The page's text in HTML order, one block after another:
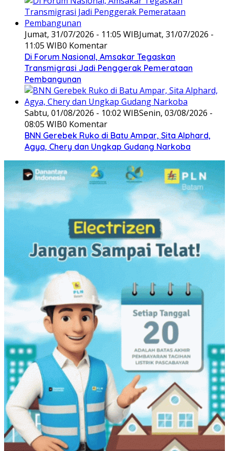
Jumat, 31/07/2026 - 11:05 WIBJumat, 31/07/2026 -
11:05 WIB0 Komentar
Di Forum Nasional, Amsakar Tegaskan
Transmigrasi Jadi Penggerak Pemerataan
Pembangunan
Sabtu, 01/08/2026 - 10:02 WIBSenin, 03/08/2026 -
08:05 WIB0 Komentar
BNN Gerebek Ruko di Batu Ampar, Sita Alphard,
Agya, Chery dan Ungkap Gudang Narkoba